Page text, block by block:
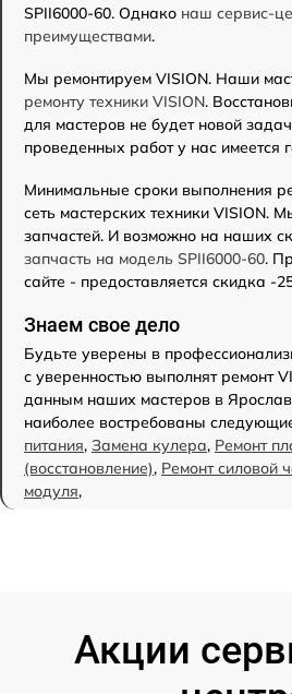
SPII6000-60. Однако наш сервис-
преимуществами.
Мы ремонтируем VISION. Наши
ремонту техники VISION.
для мастеров не будет новой
проведенных работ у нас имеется
Минимальные сроки выполнения
сеть мастерских техники VISION.
запчастей. И возможно на наших
запчасть на модель SPII6000-60.
сайте - предоставляется скидка -
Знаем свое дело
Будьте уверены в
с уверенностью выполнят ремонт
данным наших мастеров в
наиболее востребованы
питания, Замена кулера, Ремонт
(восстановление), Ремонт силовой
модуля,
Акции